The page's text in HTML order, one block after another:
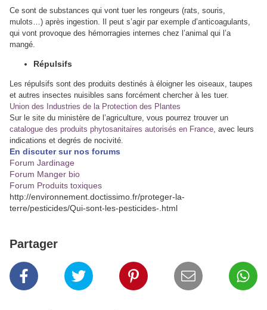
Ce sont de substances qui vont tuer les rongeurs (rats, souris,
mulots…) après ingestion. Il peut s’agir par exemple d’anticoagulants,
qui vont provoque des hémorragies internes chez l’animal qui l’a
mangé.
Répulsifs
Les répulsifs sont des produits destinés à éloigner les oiseaux, taupes
et autres insectes nuisibles sans forcément chercher à les tuer.
Union des Industries de la Protection des Plantes
Sur le site du ministère de l’agriculture, vous pourrez trouver un
catalogue des produits phytosanitaires autorisés en France , avec leurs
indications et degrés de nocivité.
En discuter sur nos forums
Forum Jardinage
Forum Manger bio
Forum Produits toxiques
http://environnement.doctissimo.fr/proteger-la-
terre/pesticides/Qui-sont-les-pesticides-.html
Partager